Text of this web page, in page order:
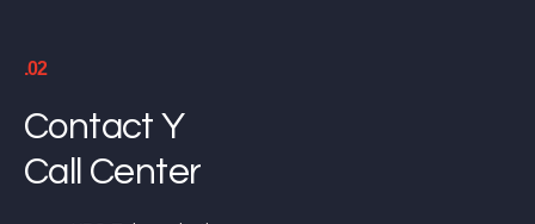
.02
Contact Y
Call Center